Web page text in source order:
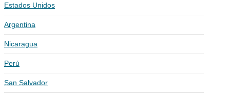
Estados Unidos
Argentina
Nicaragua
Perú
San Salvador